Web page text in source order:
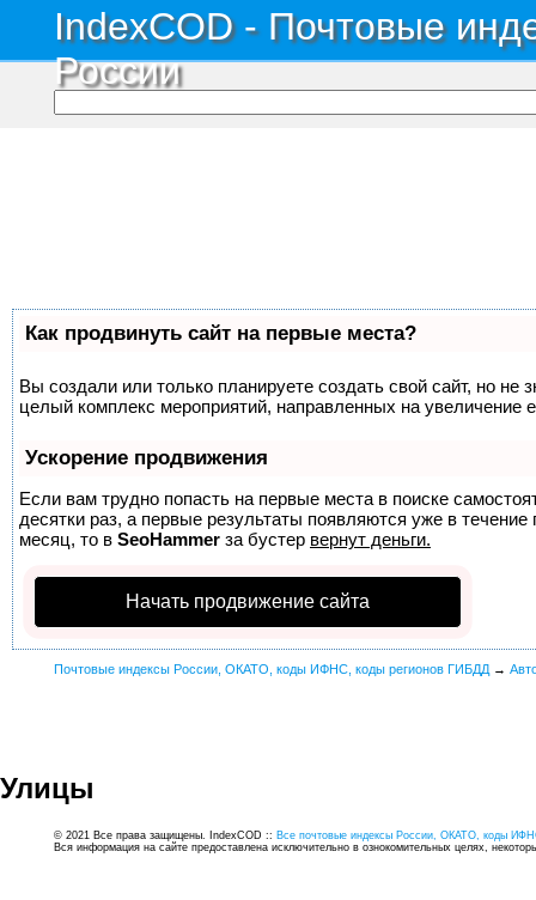
IndexCOD - Почтовые
России
Как продвинуть сайт на первые места?
Вы создали или только планируете создать свой сайт, но не
целый комплекс мероприятий, направленных на увеличение
Ускорение продвижения
Если вам трудно попасть на первые места в поиске
десятки раз, а первые результаты появляются уже в
месяц, то в SeoHammer за бустер вернут деньги.
Начать продвижение сайта
Почтовые индексы России, ОКАТО, коды ИФНС, коды регионов ГИБДД →
Улицы
© 2021 Все права защищены. IndexCOD :: Все почтовые индексы России, ОКАТО, коды
Вся информация на сайте предоставлена исключительно в ознокомительных целях,